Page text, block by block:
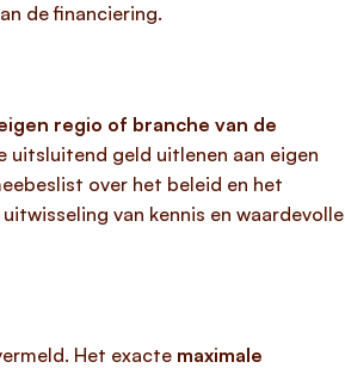
de financiering.
regio of branche van de
uitsluitend geld uitlenen aan eigen
over het beleid en het
van kennis en waardevolle
Het exacte maximale